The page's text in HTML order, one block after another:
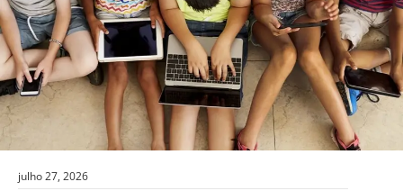
julho 27, 2026